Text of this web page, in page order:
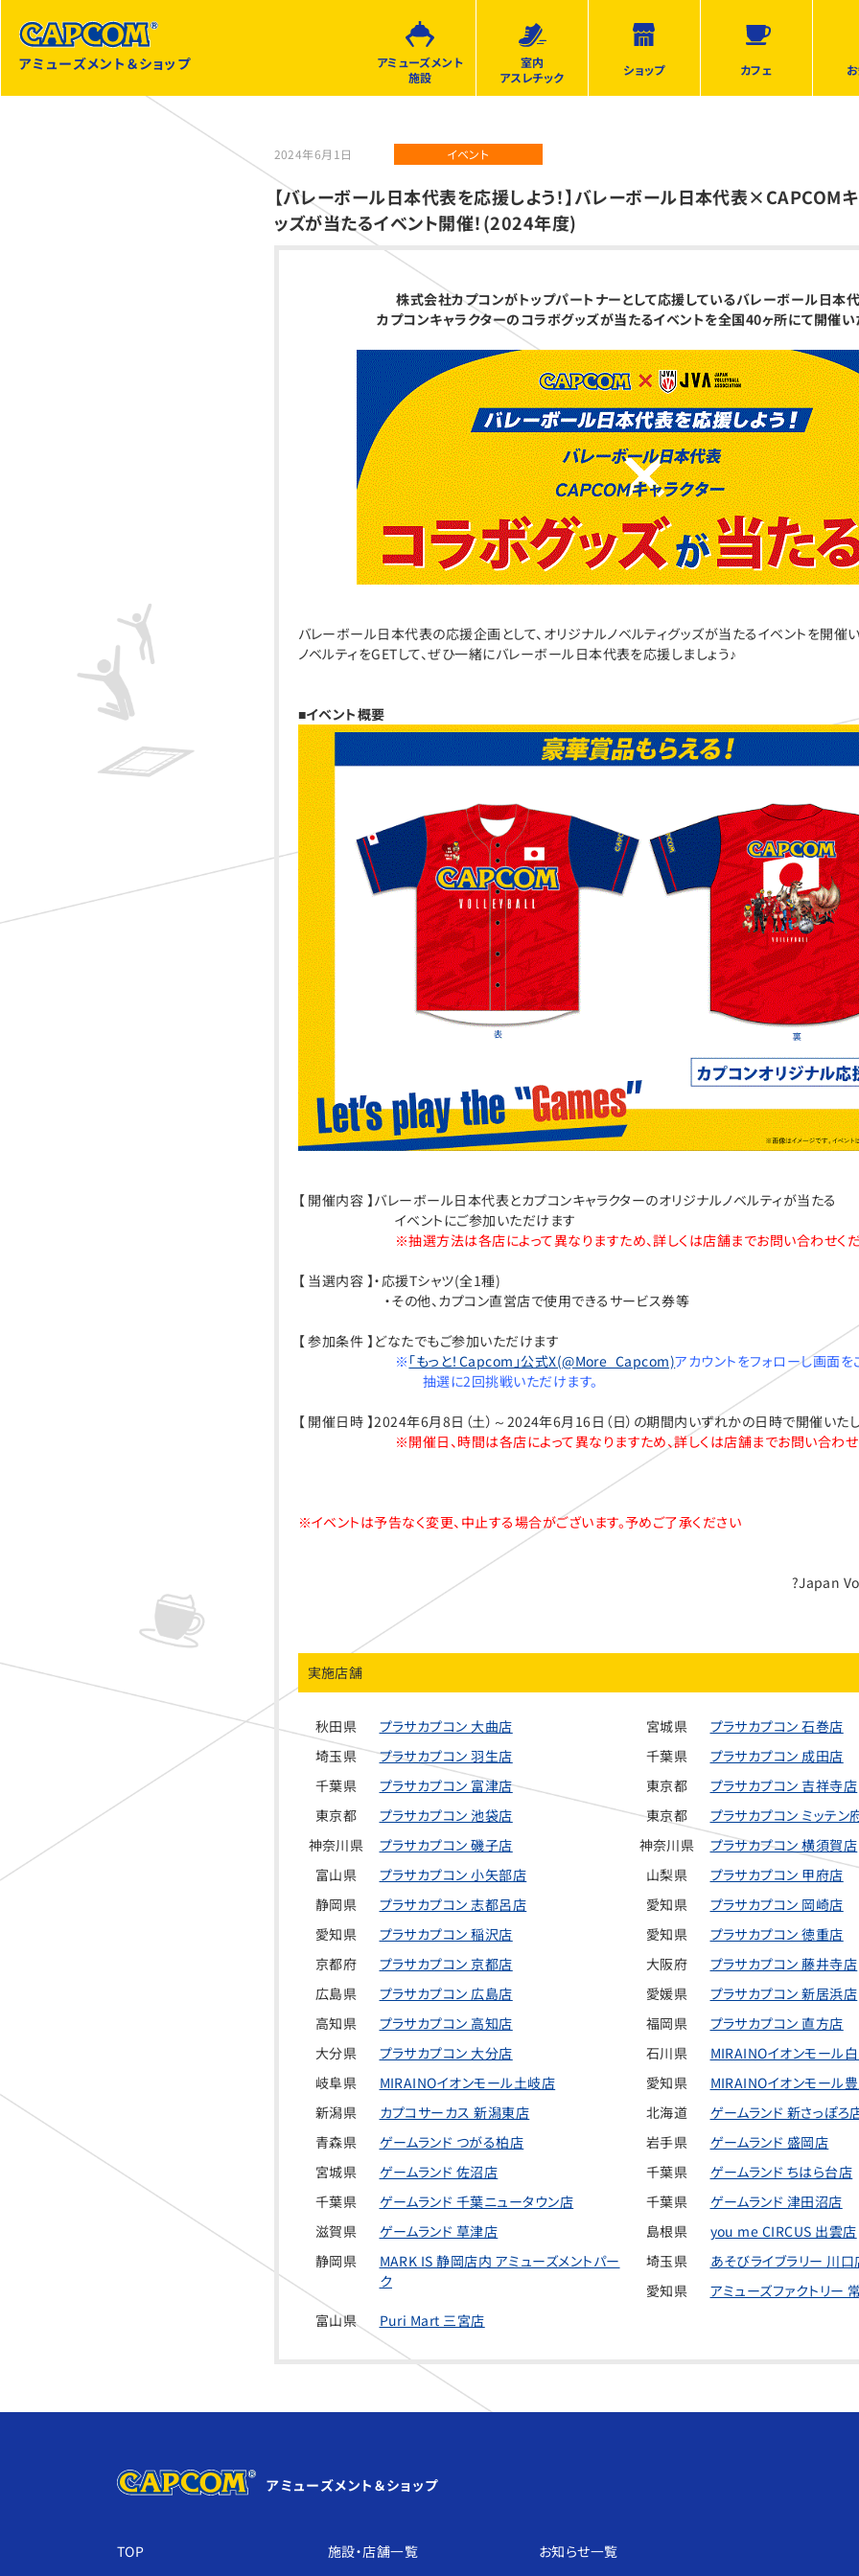
アミューズメント＆ショップ
アミューズメント
施設
室内
アスレチック
ショップ カフェ
2024年6月1日 イベント
【バレーボール日本代表を応援しよう！】バレーボール日本代表×CAPCOM
ッズが当たるイベント開催！(2024年度)
株式会社カプコンがトップパートナーとして応援しているバレーボール日本代
カプコンキャラクターのコラボグッズが当たるイベントを全国40ヶ所にて開催い
バレーボール日本代表の応援企画として、オリジナルノベルティグッズが当たるイベントを開催
ノベルティをGETして、ぜひ一緒にバレーボール日本代表を応援しましょう♪
■イベント概要
【 開催内容 】バレーボール日本代表とカプコンキャラクターのオリジナルノベルティが当たる
イベントにご参加いただけます
※抽選方法は各店によって異なりますため、詳しくは店舗までお問い合わせくだ
【 当選内容 】・応援Tシャツ(全1種)
・その他、カプコン直営店で使用できるサービス券等
【 参加条件 】どなたでもご参加いただけます
※ 「もっと！Capcom」公式X(@More_Capcom)アカウントをフォローし画面を
抽選に2回挑戦いただけます。
【 開催日時 】2024年6月8日（土）～2024年6月16日（日）の期間内いずれかの日時で開催いた
※開催日、時間は各店によって異なりますため、詳しくは店舗までお問い合わ
※イベントは予告なく変更、中止する場合がございます。予めご了承ください
?Japan
実施店舗
秋田県 プラサカプコン 大曲店 宮城県
プラサカプコン 石巻店
埼玉県
プラサカプコン 羽生店 千葉県
プラサカプコン 成田店
千葉県
プラサカプコン 富津店 東京都
プラサカプコン 吉祥寺店
東京都
プラサカプコン 池袋店 東京都
プラサカプコン ミッテン
神奈川県
プラサカプコン 磯子店 神奈川県
プラサカプコン 横須賀店
富山県
プラサカプコン 小矢部店 山梨県
プラサカプコン 甲府店
静岡県
プラサカプコン 志都呂店 愛知県
プラサカプコン 岡崎店
愛知県
プラサカプコン 稲沢店 愛知県
プラサカプコン 徳重店
京都府
プラサカプコン 京都店 大阪府
プラサカプコン 藤井寺店
広島県
プラサカプコン 広島店 愛媛県
プラサカプコン 新居浜店
高知県
プラサカプコン 高知店 福岡県
プラサカプコン 直方店
大分県
プラサカプコン 大分店 石川県
MIRAINOイオンモール
岐阜県
MIRAINOイオンモール土岐店 愛知県
MIRAINOイオンモール
新潟県
カプコサーカス 新潟東店 北海道
ゲームランド 新さっぽろ
青森県
ゲームランド つがる柏店 岩手県
ゲームランド 盛岡店
宮城県
ゲームランド 佐沼店 千葉県
ゲームランド ちはら台店
千葉県
ゲームランド 千葉ニュータウン店 千葉県
ゲームランド 津田沼店
滋賀県
ゲームランド 草津店 島根県
you me CIRCUS 出雲店
静岡県
MARK IS 静岡店内 アミューズメントパー
ク
埼玉県
あそびライブラリー 川口
愛知県
アミューズファクトリー
富山県
Puri Mart 三宮店
アミューズメント＆ショップ
TOP 施設・店舗⼀覧
お知らせ⼀覧